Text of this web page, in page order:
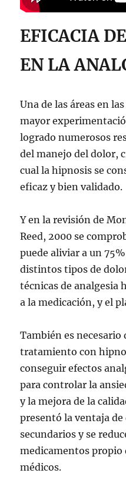
EFICACIA
EN LA
Una de las áreas en
mayor
logrado numerosos
del manejo del dolor,
cual la hipnosis se
eficaz y bien validado.
Y en la revisión de
Reed, 2000 se
puede aliviar a un
distintos tipos de
técnicas de analgesia
a la medicación, y el
También es necesario
tratamiento con
conseguir efectos
para controlar la
y la mejora de la
presentó la ventaja
secundarios y se
medicamentos
médicos.